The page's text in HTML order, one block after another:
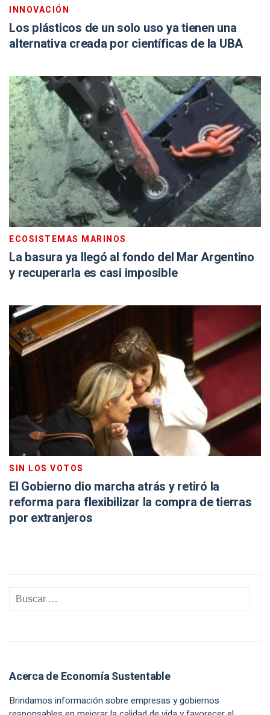
INNOVACIÓN
Los plásticos de un solo uso ya tienen una
alternativa creada por científicas de la UBA
ECOSISTEMAS MARINOS
La basura ya llegó al fondo del Mar Argentino
y recuperarla es casi imposible
SIN LOS VOTOS
El Gobierno dio marcha atrás y retiró la
reforma para flexibilizar la compra de tierras
por extranjeros
Acerca de Economía Sustentable
Brindamos información sobre empresas y gobiernos